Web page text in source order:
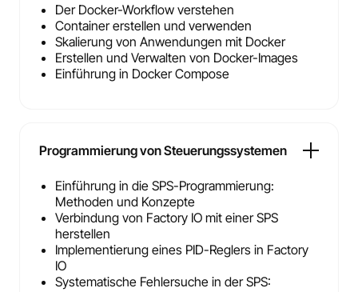
Der Docker-Workflow verstehen
Container erstellen und verwenden
Skalierung von Anwendungen mit Docker
Erstellen und Verwalten von Docker-Images
Einführung in Docker Compose
Programmierung von Steuerungssystemen
Einführung in die SPS-Programmierung:
Methoden und Konzepte
Verbindung von Factory IO mit einer SPS
herstellen
Implementierung eines PID-Reglers in Factory
IO
Systematische Fehlersuche in der SPS: